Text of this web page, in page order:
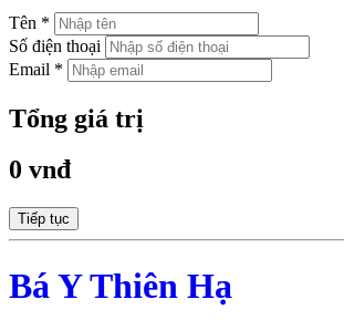
Tên *
Số điện thoại
Email *
Tổng giá trị
0 vnđ
Tiếp tục
Bá Y Thiên Hạ